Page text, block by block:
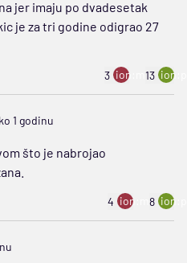
jer imaju po dvadesetak
je za tri godine odigrao 27
3 ion:minus
13
1 godinu
što je nabrojao
4 ion:minus
8